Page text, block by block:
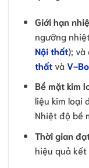
Giới hạn
ngưỡng
Nội thất); và
thấtvà V-
Bề mặt kim
liệu kim loại
Nhiệt độ bề
Thời gian
hiệu quả